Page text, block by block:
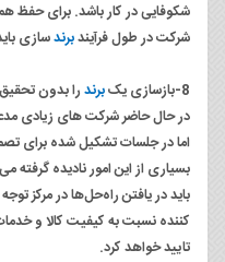
شکوفایی در کار باشد. برای حفظ
شرکت در طول فرآیندبرندسازی
8-بازسازی یک برندرا بدون
در حال حاضر شرکت های زیادی
اما در جلسات تشکیل شده برای
بسیاری از این امور نادیده
باید در یافتن راه‌حل‌ها در مرکز
کننده نسبت به کیفیت کالا و
تایید خواهد کرد.